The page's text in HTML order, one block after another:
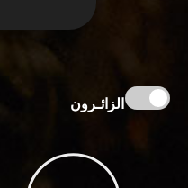
الزائـرون